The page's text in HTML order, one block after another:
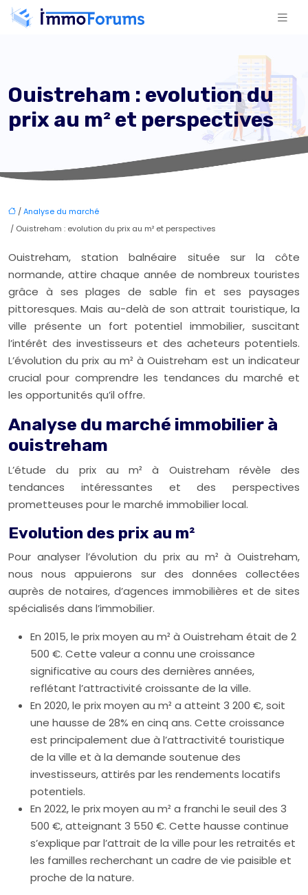
Ouistreham : evolution du
prix au m² et perspectives
/Analyse du marché
/ Ouistreham : evolution du prix au m² et perspectives
Ouistreham, station balnéaire située sur la côte
normande, attire chaque année de nombreux touristes
grâce à ses plages de sable fin et ses paysages
pittoresques. Mais au-delà de son attrait touristique, la
ville présente un fort potentiel immobilier, suscitant
l’intérêt des investisseurs et des acheteurs potentiels.
L’évolution du prix au m² à Ouistreham est un indicateur
crucial pour comprendre les tendances du marché et
les opportunités qu’il offre.
Analyse du marché immobilier à
ouistreham
L’étude du prix au m² à Ouistreham révèle des
tendances intéressantes et des perspectives
prometteuses pour le marché immobilier local.
Evolution des prix au m²
Pour analyser l’évolution du prix au m² à Ouistreham,
nous nous appuierons sur des données collectées
auprès de notaires, d’agences immobilières et de sites
spécialisés dans l’immobilier.
En 2015, le prix moyen au m² à Ouistreham était de 2
500 €. Cette valeur a connu une croissance
significative au cours des dernières années,
reflétant l’attractivité croissante de la ville.
En 2020, le prix moyen au m² a atteint 3 200 €, soit
une hausse de 28% en cinq ans. Cette croissance
est principalement due à l’attractivité touristique
de la ville et à la demande soutenue des
investisseurs, attirés par les rendements locatifs
potentiels.
En 2022, le prix moyen au m² a franchi le seuil des 3
500 €, atteignant 3 550 €. Cette hausse continue
s’explique par l’attrait de la ville pour les retraités et
les familles recherchant un cadre de vie paisible et
proche de la nature.